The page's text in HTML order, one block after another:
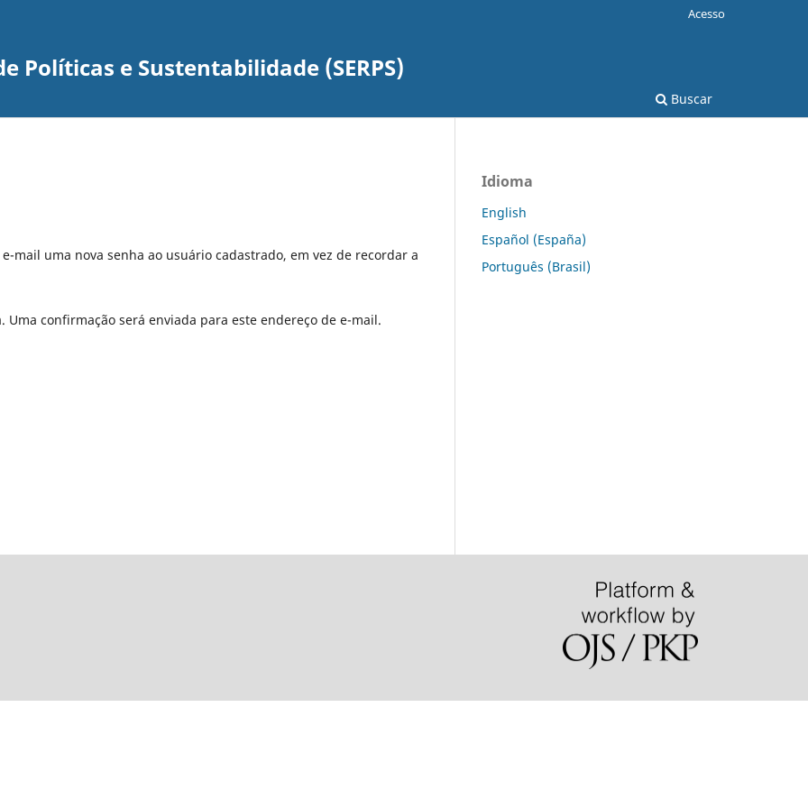
Políticas e Sustentabilidade (SERPS)
Buscar
Acesso
mail uma nova senha ao usuário cadastrado, em vez de recordar a
confirmação será enviada para este endereço de e-mail.
Idioma
English
Español (España)
Português (Brasil)